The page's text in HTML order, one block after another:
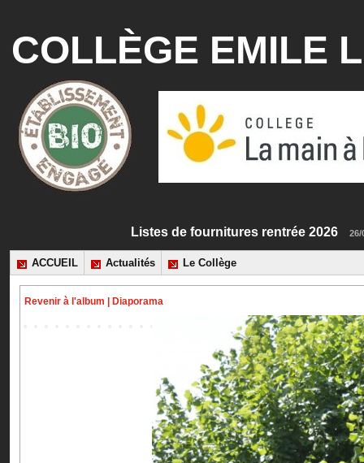
COLLÈGE EMILE
Listes de fournitures rentrée
ACCUEIL Actualités Le Collège
Revenir à l'album Diaporama